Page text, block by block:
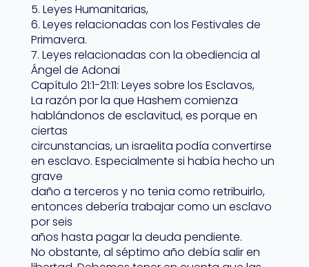
5. Leyes Humanitarias,
6. Leyes relacionadas con los Festivales de
Primavera.
7. Leyes relacionadas con la obediencia al
Ángel de Adonai
Capítulo 21:1-21:11: Leyes sobre los Esclavos,
La razón por la que Hashem comienza
hablándonos de esclavitud, es porque en
ciertas
circunstancias, un israelita podía convertirse
en esclavo. Especialmente si había hecho un
grave
daño a terceros y no tenia como retribuirlo,
entonces debería trabajar como un esclavo
por seis
años hasta pagar la deuda pendiente.
No obstante, al séptimo año debía salir en